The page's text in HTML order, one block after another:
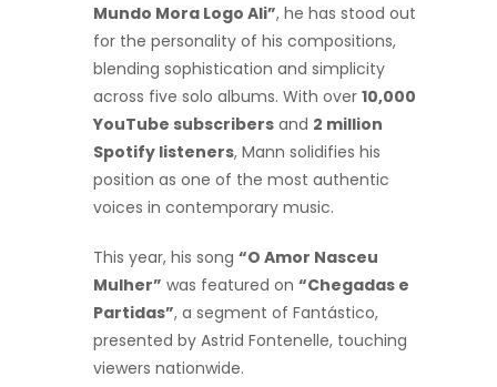
Mundo Mora Logo Ali”, he has stood out
for the personality of his compositions,
blending sophistication and simplicity
across five solo albums. With over 10,000
YouTube subscribers and 2 million
Spotify listeners, Mann solidifies his
position as one of the most authentic
voices in contemporary music.
This year, his song “O Amor Nasceu
Mulher” was featured on “Chegadas e
Partidas”, a segment of Fantástico,
presented by Astrid Fontenelle, touching
viewers nationwide.